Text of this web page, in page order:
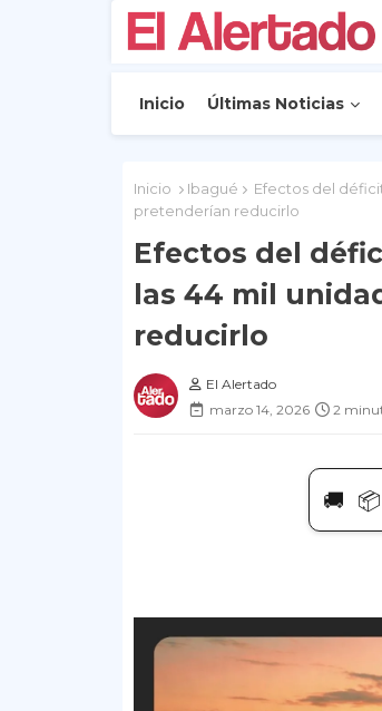
Inicio Últimas Noticias
Inicio Ibagué
Efectos del
pretenderían reducirlo
Efectos del
las 44 mil
reducirlo
El Alertado
marzo 14, 2026
2
🚚